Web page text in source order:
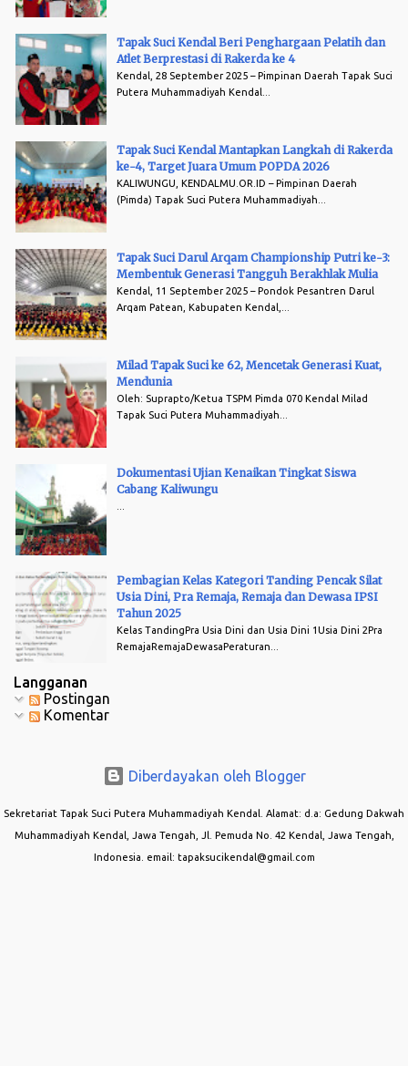
Tapak Suci Kendal Beri Penghargaan Pelatih dan
Atlet Berprestasi di Rakerda ke 4
Kendal, 28 September 2025 – Pimpinan Daerah Tapak Suci
Putera Muhammadiyah Kendal...
Tapak Suci Kendal Mantapkan Langkah di Rakerda
ke-4, Target Juara Umum POPDA 2026
KALIWUNGU, KENDALMU.OR.ID – Pimpinan Daerah
(Pimda) Tapak Suci Putera Muhammadiyah...
Tapak Suci Darul Arqam Championship Putri ke-3:
Membentuk Generasi Tangguh Berakhlak Mulia
Kendal, 11 September 2025 – Pondok Pesantren Darul
Arqam Patean, Kabupaten Kendal,...
Milad Tapak Suci ke 62, Mencetak Generasi Kuat,
Mendunia
Oleh: Suprapto/Ketua TSPM Pimda 070 Kendal Milad
Tapak Suci Putera Muhammadiyah...
Dokumentasi Ujian Kenaikan Tingkat Siswa
Cabang Kaliwungu
...
Pembagian Kelas Kategori Tanding Pencak Silat
Usia Dini, Pra Remaja, Remaja dan Dewasa IPSI
Tahun 2025
Kelas TandingPra Usia Dini dan Usia Dini 1Usia Dini 2Pra
RemajaRemajaDewasaPeraturan...
Langganan
Postingan
Komentar
Diberdayakan oleh Blogger
Sekretariat Tapak Suci Putera Muhammadiyah Kendal. Alamat: d.a: Gedung Dakwah
Muhammadiyah Kendal, Jawa Tengah, Jl. Pemuda No. 42 Kendal, Jawa Tengah,
Indonesia. email: tapaksucikendal@gmail.com